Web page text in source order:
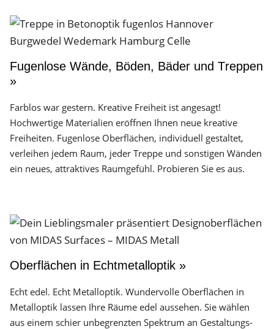
Fugenlose Wände, Böden, Bäder und Treppen
»
Farblos war gestern. Kreative Freiheit ist angesagt!
Hochwertige Materialien eröffnen Ihnen neue kreative
Freiheiten. Fugenlose Oberflächen, individuell gestaltet,
verleihen jedem Raum, jeder Treppe und sonstigen Wänden
ein neues, attraktives Raumgefühl. Probieren Sie es aus.
Oberflächen in Echtmetalloptik »
Echt edel. Echt Metalloptik. Wundervolle Oberflächen in
Metalloptik lassen Ihre Räume edel aussehen. Sie wählen
aus einem schier unbegrenzten Spektrum an Gestaltungs­